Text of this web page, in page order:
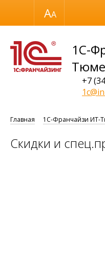
Размер шрифта
1С-
+7
Главная 1С-Франчайзи ИТ-
Скидки и